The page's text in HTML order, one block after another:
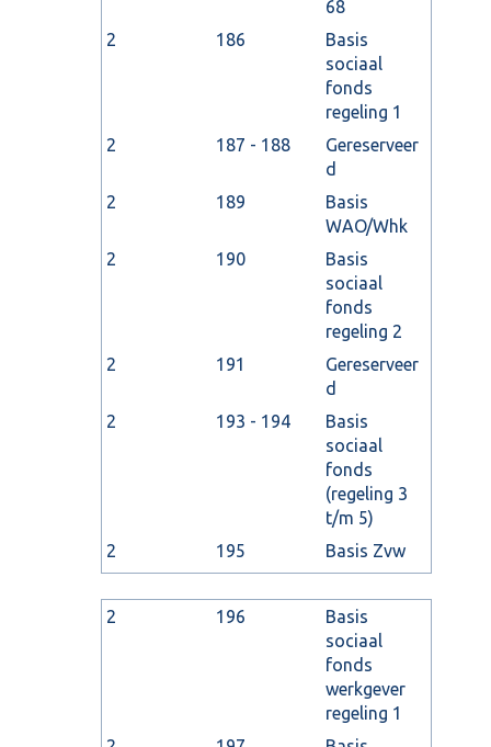
68
2
186
Basis
sociaal
fonds
regeling 1
2
187 - 188
Gereserveer
d
2
189
Basis
WAO/Whk
2
190
Basis
sociaal
fonds
regeling 2
2
191
Gereserveer
d
2
193 - 194
Basis
sociaal
fonds
(regeling 3
t/m 5)
2
195 Basis Zvw
2 196
Basis
sociaal
fonds
werkgever
regeling 1